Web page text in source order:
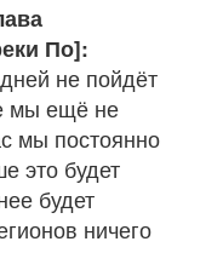
По]:
не пойдёт
мы ещё не
мы постоянно
это будет
будет
ничего